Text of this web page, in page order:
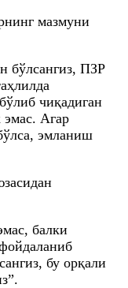
мазмуни
бўлсангиз, ПЗР
чиқадиган
эмас. Агар
эмланиш
балки
бу орқали